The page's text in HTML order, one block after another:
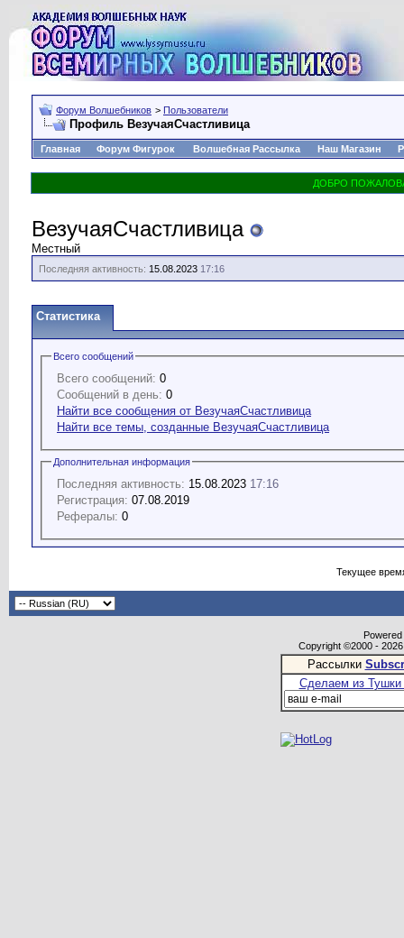
Форум Волшебников > Пользователи
Профиль ВезучаяСчастливица
Главная Форум Фигурок Волшебная Рассылка Наш Магазин
ВезучаяСчастливица
Местный
Последняя активность: 15.08.2023 17:16
Статистика
Всего сообщений
Всего сообщений: 0
Сообщений в день: 0
Найти все сообщения от ВезучаяСчастливица
Найти все темы, созданные ВезучаяСчастливица
Дополнительная информация
Последняя активность: 15.08.2023 17:16
Регистрация: 07.08.2019
Рефералы: 0
Текущее
Copyright ©2000 -
Рассылки
Сделаем из Тушки